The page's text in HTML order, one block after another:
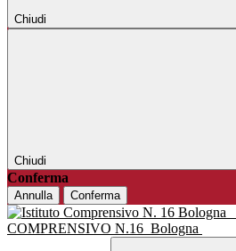
Chiudi
Chiudi
Conferma
Annulla Conferma
COMPRENSIVO N.16 Bologna